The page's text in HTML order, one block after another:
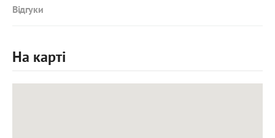
Відгуки
На карті